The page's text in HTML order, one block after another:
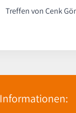
Treffen von Cenk
Informationen: